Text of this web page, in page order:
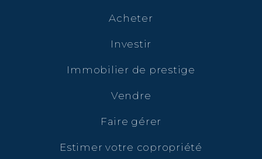
Acheter
Investir
Immobilier de prestige
Vendre
Faire gérer
Estimer votre copropriété